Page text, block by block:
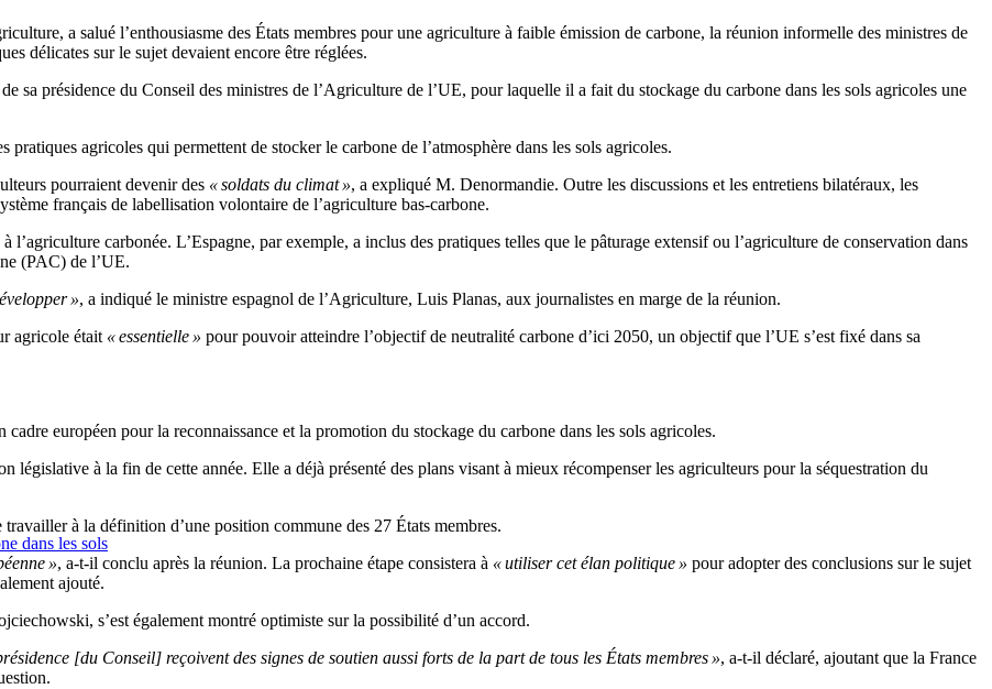
a salué l’enthousiasme des États membres pour une agriculture à faible émission de carbone, la réunion informelle des ministres de
délicates sur le sujet devaient encore être réglées.
sa présidence du Conseil des ministres de l’Agriculture de l’UE, pour laquelle il a fait du stockage du carbone dans les sols agricoles une
agricoles qui permettent de stocker le carbone de l’atmosphère dans les sols agricoles.
pourraient devenir des « soldats du climat », a expliqué M. Denormandie. Outre les discussions et les entretiens bilatéraux, les
français de labellisation volontaire de l’agriculture bas-carbone.
l’agriculture carbonée. L’Espagne, par exemple, a inclus des pratiques telles que le pâturage extensif ou l’agriculture de conservation dans
(PAC) de l’UE.
», a indiqué le ministre espagnol de l’Agriculture, Luis Planas, aux journalistes en marge de la réunion.
agricole était « essentielle » pour pouvoir atteindre l’objectif de neutralité carbone d’ici 2050, un objectif que l’UE s’est fixé dans sa
européen pour la reconnaissance et la promotion du stockage du carbone dans les sols agricoles.
législative à la fin de cette année. Elle a déjà présenté des plans visant à mieux récompenser les agriculteurs pour la séquestration du
dans les sols
à la définition d’une position commune des 27 États membres.
», a-t-il conclu après la réunion. La prochaine étape consistera à « utiliser cet élan politique » pour adopter des conclusions sur le sujet
ajouté.
s’est également montré optimiste sur la possibilité d’un accord.
[du Conseil] reçoivent des signes de soutien aussi forts de la part de tous les États membres », a-t-il déclaré, ajoutant que la France